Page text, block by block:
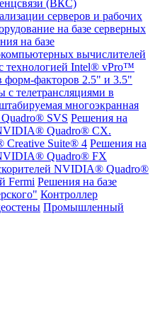
(ВКС)
серверов и рабочих
на базе серверных
на базе
вычислителей
технологией Intel® vPro™
форм-факторов 2.5" и 3.5"
с телетрансляциями в
многоэкранная
SVS Решения на
NVIDIA® Quadro® CX.
Creative Suite® 4 Решения на
NVIDIA® Quadro® FX
NVIDIA® Quadro®
Fermi Решения на базе
Контроллер
Промышленный